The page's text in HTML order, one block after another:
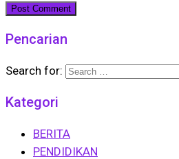
Pencarian
Search for:
Kategori
BERITA
PENDIDIKAN